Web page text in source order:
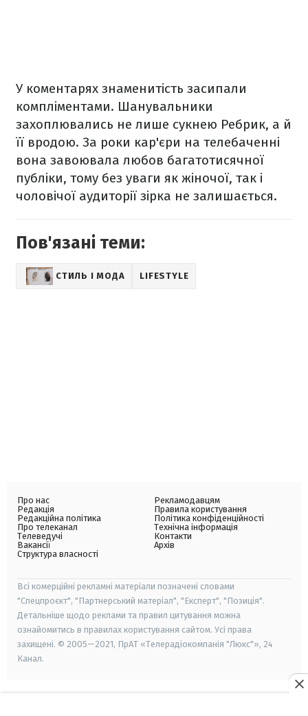
У коментарях знаменитість засипали
компліментами. Шанувальники
захоплювались не лише сукнею Ребрик, а й
її вродою. За роки кар'єри на телебаченні
вона завоювала любов багатотисячної
публіки, тому без уваги як жіночої, так і
чоловічої аудиторії зірка не залишається.
Пов'язані теми:
СТИЛЬ І МОДА LIFESTYLE
Про нас
Редакція
Редакційна політика
Про телеканал
Телеведучі
Вакансії
Структура власності
Рекламодавцям
Правила користування
Політика конфіденційності
Технічна інформація
Контакти
Архів
Всі комерційні рекламні матеріали позначені словами
"Спецпроєкт", "Партнерський матеріал", "Експерт", "Позиція".
Детальніше щодо реклами та правил цитування можна
ознайомитись в правилах користування сайтом. Усі права
захищені. © 2005—2021, ПрАТ «Телерадіокомпанія "Люкс"», 24
Канал.